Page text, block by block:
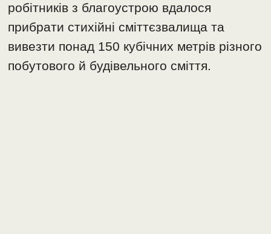
робітників з благоустрою вдалося
прибрати стихійні сміттєзвалища та
вивезти понад 150 кубічних метрів різного
побутового й будівельного сміття.